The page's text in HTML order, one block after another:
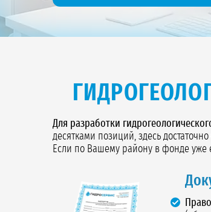
Для разработки
десятками позиций, здесь
Если по Вашему району в фонде уже